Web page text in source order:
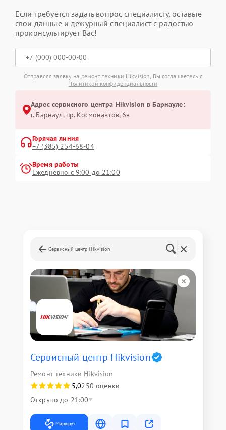
Если требуется задать вопрос специалисту, оставьте
свои данные и дежурный специалист с радостью
проконсультирует Вас!
Отправляя заявку на ремонт техники Hikvision, Вы соглашаетесь с
Политикой конфиденциальности
Адрес сервисного центра Hikvision в Барнауле:
г. Барнаул, ​пр. Космонавтов, 6в
Горячая линия
+7 (385) 254-68-04
Время работы
Ежедневно с 9:00 до 21:00
Сервисный центр Hikvision
Сервисный центр Hikvision
Ремонт техники Hikvision
5,0250 оценки
Открыто до 21:00
Маршрут